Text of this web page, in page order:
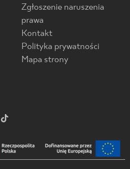
Zgłoszenie naruszenia
prawa
Kontakt
Polityka prywatności
Mapa strony